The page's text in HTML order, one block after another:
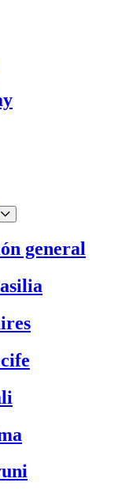
general